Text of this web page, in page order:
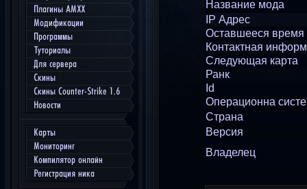
Плагины AMXX
Модификации
Программы
Туториалы
Для сервера
Скины
Скины Counter-Strike 1.6
Новости
Карты
Мониторинг
Компилятор онлайн
Регистрация ника
Название мода
IP Адрес
Оставшееся время
Контактная
Следующая карта
Ранк
Id
Операционна
Страна
Версия
Владелец